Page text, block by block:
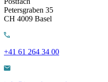
Petersgraben 35
CH 4009 Basel
+41 61 264 34 00